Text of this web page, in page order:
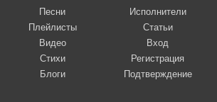
Песни
Плейлисты
Видео
Стихи
Блоги
Исполнители
Статьи
Вход
Регистрация
Подтверждение